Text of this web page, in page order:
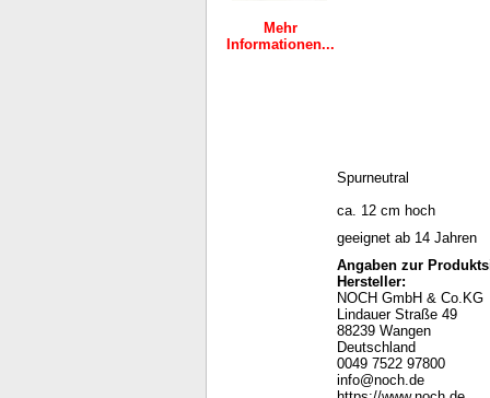
Mehr
Informationen...
Spurneutral
ca. 12 cm hoch
geeignet ab 14 Jahren
Angaben zur
Hersteller:
NOCH GmbH & Co.KG
Lindauer Straße 49
88239 Wangen
Deutschland
0049 7522 97800
info@noch.de